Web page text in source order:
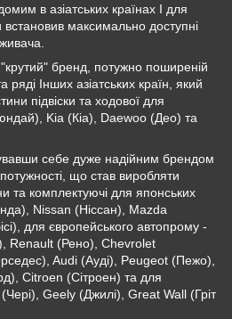
в азіатських країнах І для
встановив максимально доступні
бренд, потужно поширеній
ряді Інших азіатських країн, який
підвіски та ходової для
Kia (Кіа), Daewoo (Део) та
себе дуже надійним брендом
що став виробляти
та комплектуючі для японських
Nissan (Ніссан), Mazda
для європейського автопрому -
Renault (Рено), Chevrolet
Audi (Ауді), Peugeot (Пежо),
Citroen (Сітроен) та для
Geely (Джилі), Great Wall (Гріт